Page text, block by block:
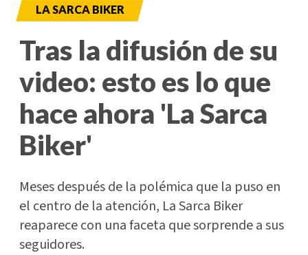
LA SARCA BIKER
Tras la difusión de su
video: esto es lo que
hace ahora 'La Sarca
Biker'
Meses después de la polémica que la puso en
el centro de la atención, La Sarca Biker
reaparece con una faceta que sorprende a sus
seguidores.